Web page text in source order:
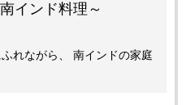
インド料理～
れながら、 南インドの家庭